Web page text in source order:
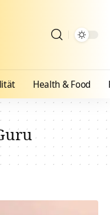
Health & Food